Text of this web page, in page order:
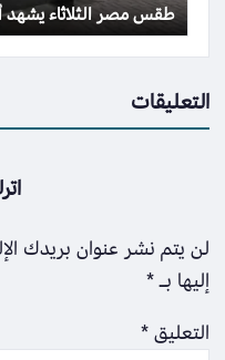
طقس مصر الثلاثاء يشهد
التعليقات
لن يتم نشر عنوان بريدك
إليها بـ*
التعليق*